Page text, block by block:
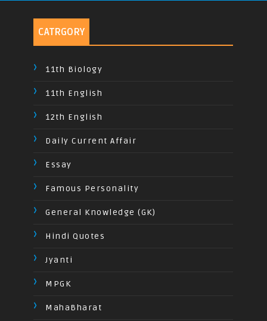
CATRGORY
11th Biology
11th English
12th English
Daily Current Affair
Essay
Famous Personality
General Knowledge (GK)
Hindi Quotes
Jyanti
MPGK
MahaBharat